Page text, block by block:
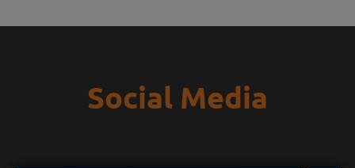
Social Media